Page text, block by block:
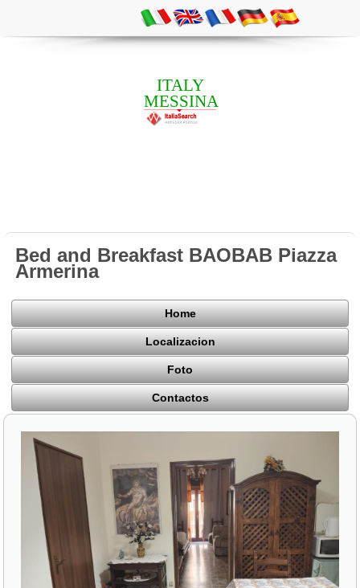
ITALY
MESSINA
Bed and Breakfast BAOBAB Piazza
Armerina
Home
Localizacion
Foto
Contactos